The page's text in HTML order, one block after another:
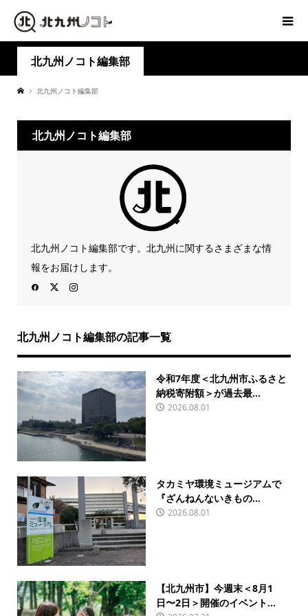
北九州ノコト編集部
北九州ノコト編集部
北九州ノコト編集部
北九州ノコト編集部です。北九州に関するさまざまな情
報をお届けします。
北九州ノコト編集部の記事一覧
令和7年度＜北九州市ふるさと
納税寄附額＞が過去最...
2026.08.01
タカミヤ環境ミュージアムで
『ざんねんないきもの...
2026.08.01
【北九州市】今週末＜8月1
日〜2日＞開催のイベント...